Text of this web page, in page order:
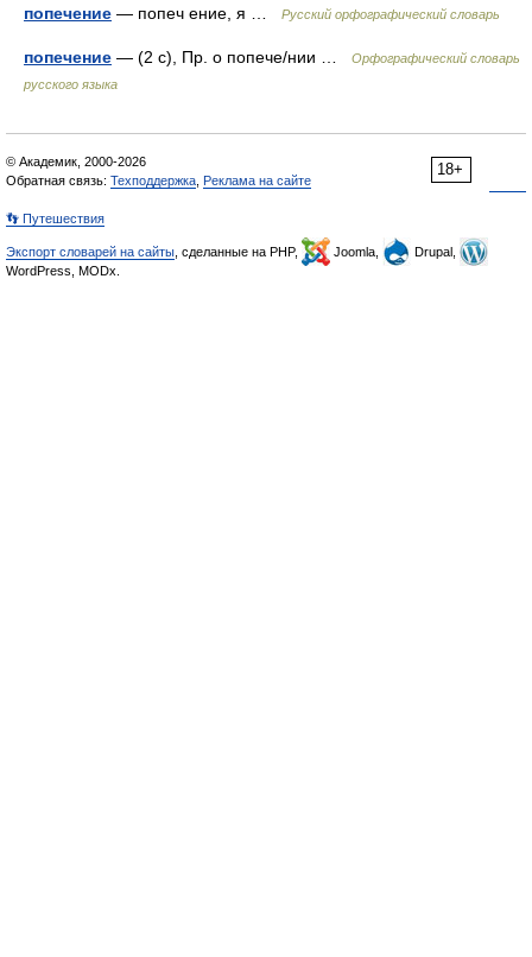
попечение — попеч ение, я … Русский орфографический словарь
попечение — (2 с), Пр. о попече/нии …
Орфографический словарь
русского языка
18+
© Академик, 2000-2026
Обратная связь: Техподдержка Реклама на сайте
👣 Путешествия
Экспорт словарей на сайты , сделанные на PHP, Joomla,
Drupal,
WordPress, MODx.